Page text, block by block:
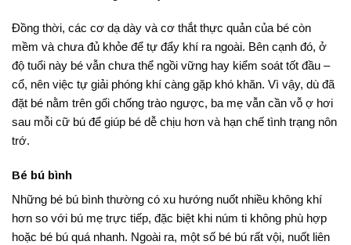
Đồng thời, các cơ dạ dày và cơ thắt thực quản của bé còn
mềm và chưa đủ khỏe để tự đẩy khí ra ngoài. Bên cạnh đó, ở
độ tuổi này bé vẫn chưa thể ngồi vững hay kiểm soát tốt đầu –
cổ, nên việc tự giải phóng khí càng gặp khó khăn. Vì vậy, dù đã
đặt bé nằm trên gối chống trào ngược, ba mẹ vẫn cần vỗ ợ hơi
sau mỗi cữ bú để giúp bé dễ chịu hơn và hạn chế tình trạng nôn
trớ.
Bé bú bình
Những bé bú bình thường có xu hướng nuốt nhiều không khí
hơn so với bú mẹ trực tiếp, đặc biệt khi núm ti không phù hợp
hoặc bé bú quá nhanh. Ngoài ra, một số bé bú rất vội, nuốt liên